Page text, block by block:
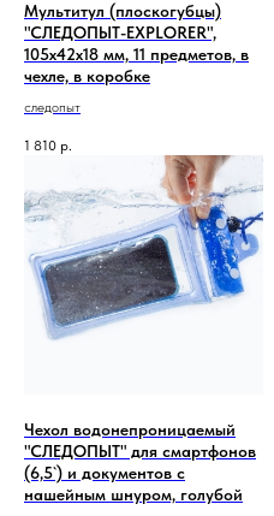
Мультитул (плоскогубцы)
"СЛЕДОПЫТ-EXPLORER",
105х42х18 мм, 11 предметов, в
чехле, в коробке
следопыт
1 810 р.
Чехол водонепроницаемый
"СЛЕДОПЫТ" для смартфонов
(6,5`) и документов с
нашейным шнуром, голубой